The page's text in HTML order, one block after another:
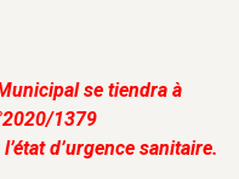
se tiendra à
1379
d’urgence sanitaire.